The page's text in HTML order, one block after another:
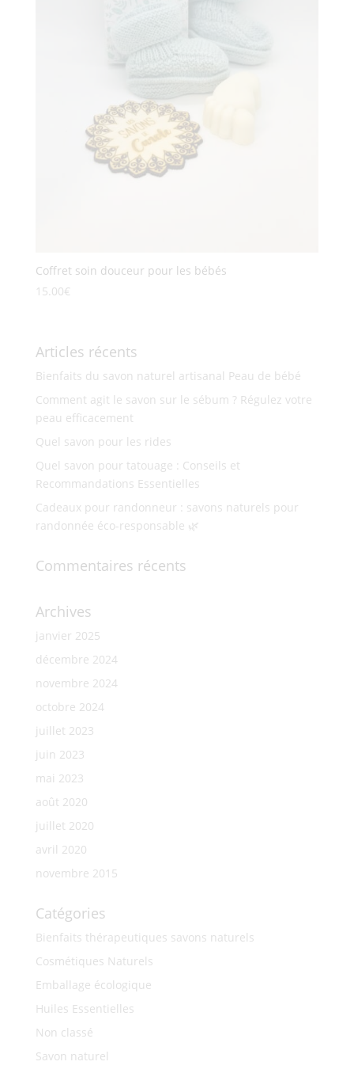
Coffret soin douceur pour les bébés
15.00€
Articles récents
Bienfaits du savon naturel artisanal Peau de bébé
Comment agit le savon sur le sébum ? Régulez votre
peau efficacement
Quel savon pour les rides
Quel savon pour tatouage : Conseils et
Recommandations Essentielles
Cadeaux pour randonneur : savons naturels pour
randonnée éco-responsable 🌿
Commentaires récents
Archives
janvier 2025
décembre 2024
novembre 2024
octobre 2024
juillet 2023
juin 2023
mai 2023
août 2020
juillet 2020
avril 2020
novembre 2015
Catégories
Bienfaits thérapeutiques savons naturels
Cosmétiques Naturels
Emballage écologique
Huiles Essentielles
Non classé
Savon naturel